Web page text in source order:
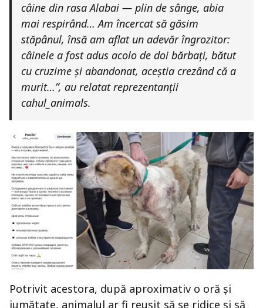
câine din rasa Alabai — plin de sânge, abia
mai respirând… Am încercat să găsim
stăpânul, însă am aflat un adevăr îngrozitor:
câinele a fost adus acolo de doi bărbați, bătut
cu cruzime și abandonat, aceștia crezând că a
murit…”, au relatat reprezentanții
cahul_animals.
Potrivit acestora, după aproximativ o oră și
jumătate, animalul ar fi reușit să se ridice și să